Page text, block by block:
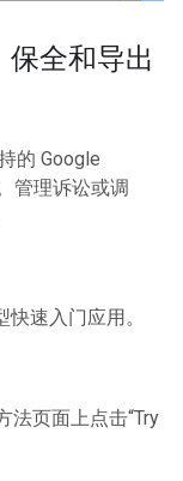
全和导出
的 Google
管理诉讼或调
速入门应用。
法页面上点击“Try